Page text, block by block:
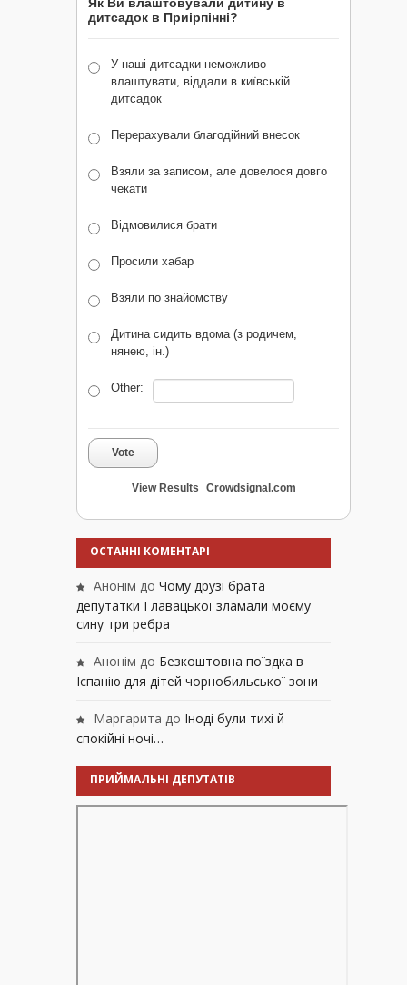
Як Ви влаштовували дитину в
дитсадок в Приірпінні?
У наші дитсадки неможливо
влаштувати, віддали в київській
дитсадок
Перерахували благодійний внесок
Взяли за записом, але довелося довго
чекати
Відмовилися брати
Просили хабар
Взяли по знайомству
Дитина сидить вдома (з родичем,
нянею, ін.)
Other:
Vote
View Results Crowdsignal.com
ОСТАННІ КОМЕНТАРІ
Анонім до Чому друзі брата
депутатки Главацької зламали моєму
сину три ребра
Анонім до Безкоштовна поїздка в
Іспанію для дітей чорнобильської зони
Маргарита до Іноді були тихі й
спокійні ночі…
ПРИЙМАЛЬНІ ДЕПУТАТІВ